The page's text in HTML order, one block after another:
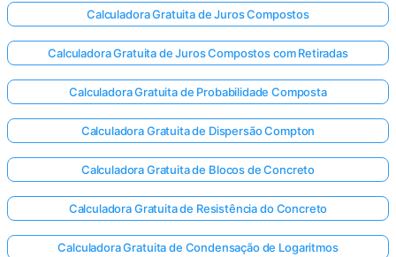
Calculadora Gratuita de Juros Compostos
Calculadora Gratuita de Juros Compostos com Retiradas
Calculadora Gratuita de Probabilidade Composta
Calculadora Gratuita de Dispersão Compton
Calculadora Gratuita de Blocos de Concreto
Calculadora Gratuita de Resistência do Concreto
Calculadora Gratuita de Condensação de Logaritmos